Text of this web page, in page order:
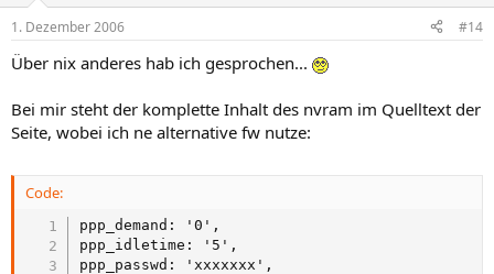
1. Dezember 2006 #14
Über nix anderes hab ich gesprochen...
Bei mir steht der komplette Inhalt des nvram im Quelltext der
Seite, wobei ich ne alternative fw nutze:
Code:
ppp_demand: '0',
ppp_idletime: '5',
ppp_passwd: 'xxxxxxx',